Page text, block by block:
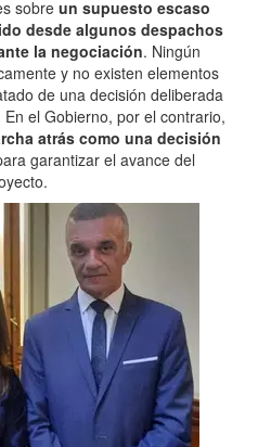
sobre un supuesto escaso
desde algunos despachos
la negociación. Ningún
y no existen elementos
de una decisión deliberada
el Gobierno, por el contrario,
atrás como una decisión
garantizar el avance del